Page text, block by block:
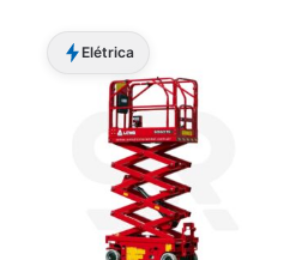
Elétrica